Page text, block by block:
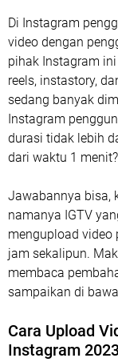
Di Instagram
video dengan
pihak Instagram
reels, instastory,
sedang banyak
Instagram
durasi tidak lebih
dari waktu 1 menit?
Jawabannya bisa,
namanya IGTV
mengupload video
jam sekalipun.
membaca
sampaikan di
Cara Upload
Instagram